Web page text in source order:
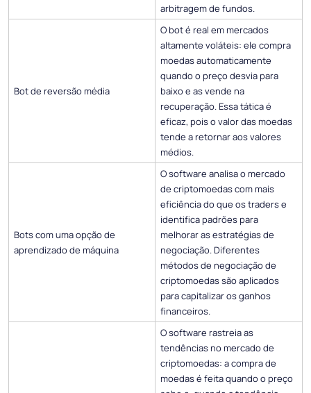
arbitragem de fundos.
Bot de reversão média
O bot é real em mercados
altamente voláteis: ele compra
moedas automaticamente
quando o preço desvia para
baixo e as vende na
recuperação. Essa tática é
eficaz, pois o valor das moedas
tende a retornar aos valores
médios.
Bots com uma opção de
aprendizado de máquina
O software analisa o mercado
de criptomoedas com mais
eficiência do que os traders e
identifica padrões para
melhorar as estratégias de
negociação. Diferentes
métodos de negociação de
criptomoedas são aplicados
para capitalizar os ganhos
financeiros.
O software rastreia as
tendências no mercado de
criptomoedas: a compra de
moedas é feita quando o preço